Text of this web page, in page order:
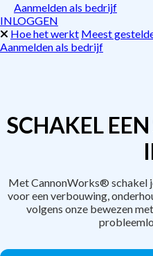
Aanmelden als bedrijf
INLOGGEN
Hoe het werkt Meest
Aanmelden als bedrijf
SCHAKEL
Met CannonWorks® schakel
voor een verbouwing,
volgens onze bewezen